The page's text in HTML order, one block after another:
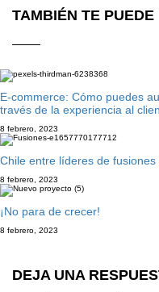
TAMBIÉN TE PUEDE
E-commerce: Cómo puedes
través de la experiencia al
8 febrero, 2023
Chile entre líderes de
8 febrero, 2023
¡No para de crecer!
8 febrero, 2023
DEJA UNA